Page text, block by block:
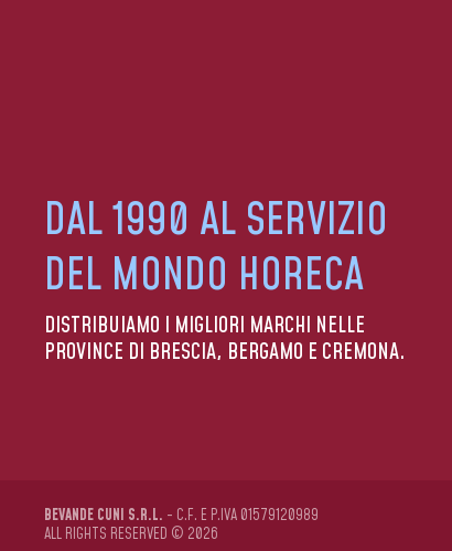
DAL 1990 AL SERVIZIO
DEL MONDO HORECA
DISTRIBUIAMO I MIGLIORI MARCHI NELLE
PROVINCE DI BRESCIA, BERGAMO E CREMONA.
BEVANDE CUNI S.R.L. - C.F. E P.IVA 01579120989
ALL RIGHTS RESERVED © 2026